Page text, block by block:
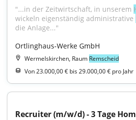
"...in der Zeitwirtschaft, in unserem
wickeln eigenständig administrative
die Anlage..."
Ortlinghaus-Werke GmbH
Wermelskirchen, Raum Remscheid
Von 23.000,00 € bis 29.000,00 € pro Jahr
Recruiter (m/w/d) - 3 Tage